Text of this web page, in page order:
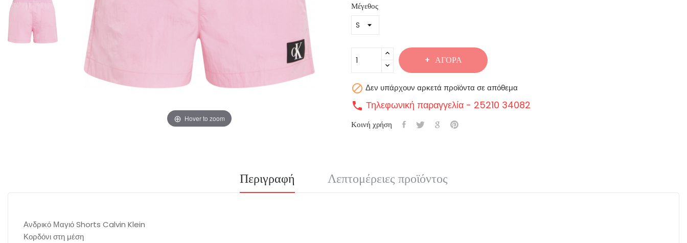
Hover to zoom
Μέγεθος
ΑΓΟΡΆ
 Δεν υπάρχουν αρκετά προϊόντα σε απόθεμα
call Τηλεφωνική παραγγελία - 25210 34082
Κοινή χρήση
Περιγραφή Λεπτομέρειες προϊόντος
Ανδρικό Μαγιό Shorts Calvin Klein
Κορδόνι στη μέση